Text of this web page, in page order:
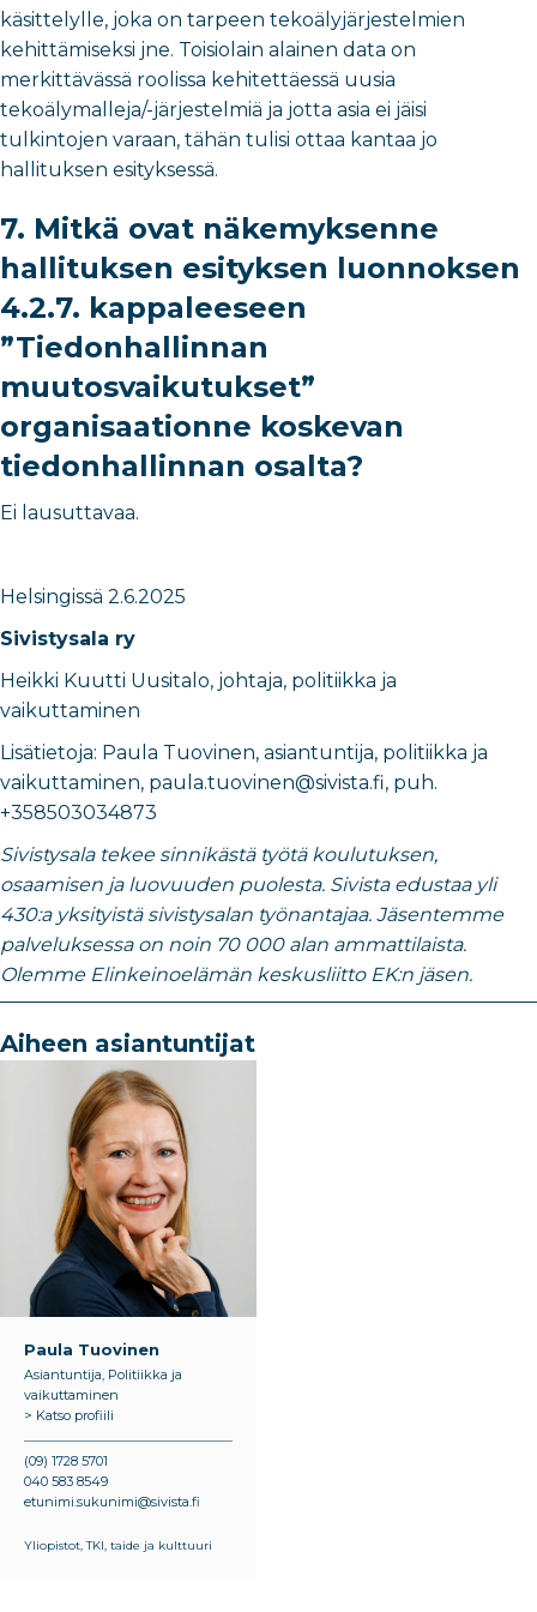
käsittelylle, joka on tarpeen tekoälyjärjestelmien
kehittämiseksi jne. Toisiolain alainen data on
merkittävässä roolissa kehitettäessä uusia
tekoälymalleja/-järjestelmiä ja jotta asia ei jäisi
tulkintojen varaan, tähän tulisi ottaa kantaa jo
hallituksen esityksessä.
7. Mitkä ovat näkemyksenne
hallituksen esityksen luonnoksen
4.2.7. kappaleeseen
”Tiedonhallinnan
muutosvaikutukset”
organisaationne koskevan
tiedonhallinnan osalta?
Ei lausuttavaa.
Helsingissä 2.6.2025
Sivistysala ry
Heikki Kuutti Uusitalo, johtaja, politiikka ja
vaikuttaminen
​Lisätietoja: Paula Tuovinen, asiantuntija, politiikka ja
vaikuttaminen​, paula.tuovinen@sivista.fi, puh.
+358503034873
Sivistysala tekee sinnikästä työtä koulutuksen,
osaamisen ja luovuuden puolesta. Sivista edustaa yli
430:a yksityistä sivistysalan työnantajaa. Jäsentemme
palveluksessa on noin 70 000 alan ammattilaista.
Olemme Elinkeinoelämän keskusliitto EK:n jäsen.
Aiheen asiantuntijat
Paula Tuovinen
Asiantuntija, Politiikka ja
vaikuttaminen
> Katso profiili
(09) 1728 5701
040 583 8549
etunimi.sukunimi@sivista.fi
Yliopistot, TKI, taide ja kulttuuri